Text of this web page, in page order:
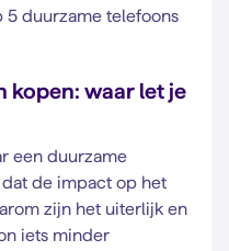
5 duurzame telefoons
kopen: waar let je
een duurzame
de impact op het
zijn het uiterlijk en
iets minder